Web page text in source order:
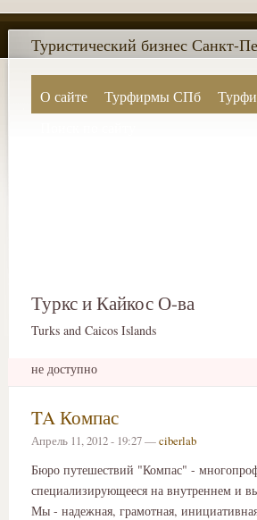
О сайте Турфирмы СПб
Туристический бизнес Санкт-
Туркс и Кайкос О-ва
Turks and Caicos Islands
не доступно
TA Компас
Апрель 11, 2012 - 19:27 —ciberlab
Бюро путешествий "Компас" -
специализирующееся на внутреннем и
Мы - надежная, грамотная,